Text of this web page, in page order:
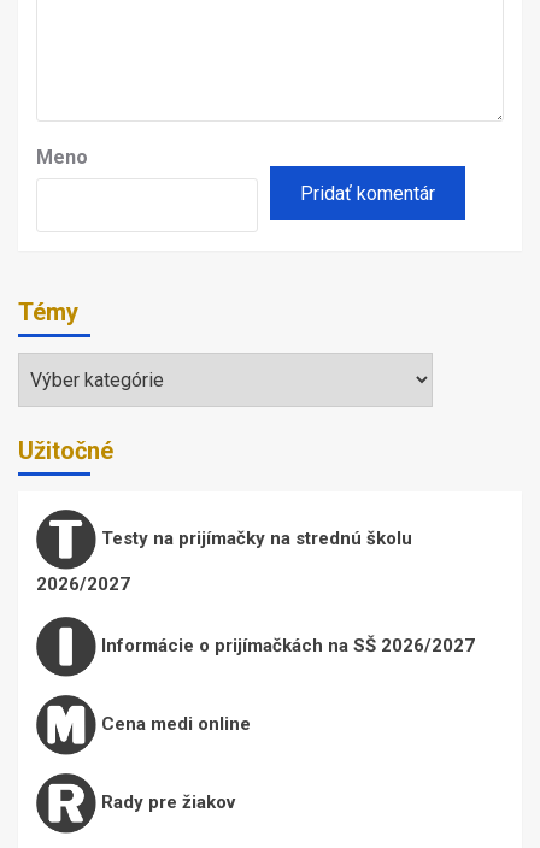
Meno
Témy
Témy
Užitočné
Testy na prijímačky na strednú školu
2026/2027
Informácie o prijímačkách na SŠ 2026/2027
Cena medi online
Rady pre žiakov